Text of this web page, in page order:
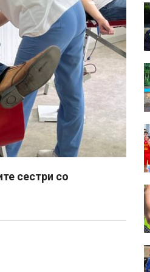
сестри со